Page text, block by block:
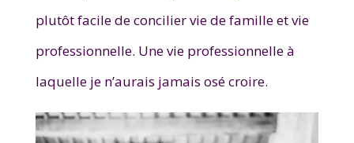
plutôt facile de concilier vie de famille et vie
professionnelle. Une vie professionnelle à
laquelle je n’aurais jamais osé croire.